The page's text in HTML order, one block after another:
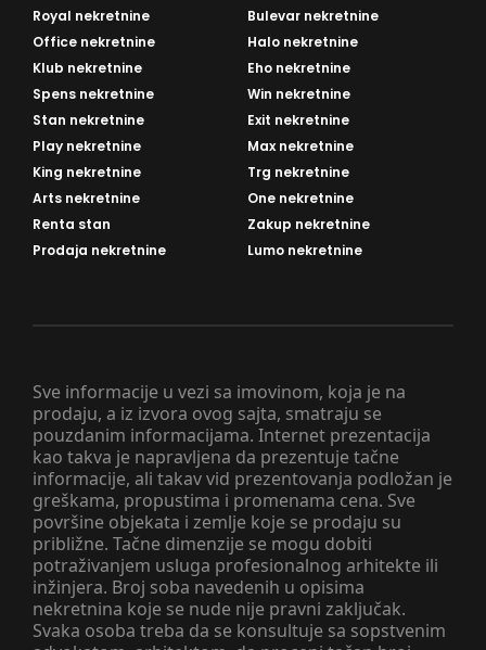
Sve informacije u vezi sa imovinom, koja je na
prodaju, a iz izvora ovog sajta, smatraju se
pouzdanim informacijama. Internet prezentacija
kao takva je napravljena da prezentuje tačne
informacije, ali takav vid prezentovanja podložan je
greškama, propustima i promenama cena. Sve
površine objekata i zemlje koje se prodaju su
približne. Tačne dimenzije se mogu dobiti
potraživanjem usluga profesionalnog arhitekte ili
inžinjera. Broj soba navedenih u opisima
nekretnina koje se nude nije pravni zaključak.
Svaka osoba treba da se konsultuje sa sopstvenim
Royal nekretnine
Bulevar nekretnine
Office nekretnine
Halo nekretnine
Klub nekretnine
Eho nekretnine
Spens nekretnine
Win nekretnine
Stan nekretnine
Exit nekretnine
Play nekretnine
Max nekretnine
King nekretnine
Trg nekretnine
Arts nekretnine
One nekretnine
Renta stan
Zakup nekretnine
Prodaja nekretnine
Lumo nekretnine